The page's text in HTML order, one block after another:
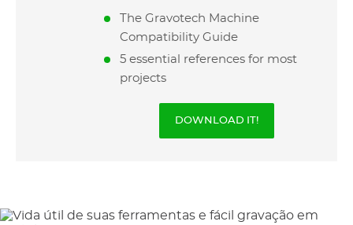
The Gravotech Machine
Compatibility Guide
5 essential references for most
projects
DOWNLOAD IT!